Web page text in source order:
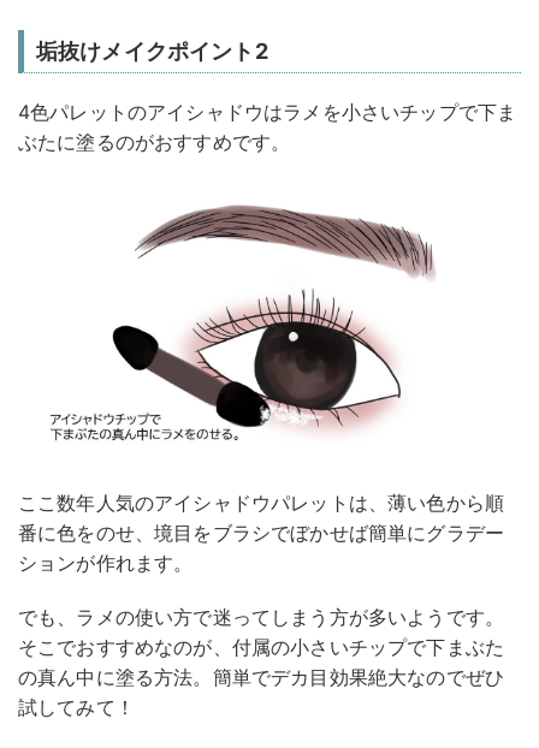
垢抜けメイクポイント2
4色パレットのアイシャドウはラメを小さいチップで下ま
ぶたに塗るのがおすすめです。
ここ数年人気のアイシャドウパレットは、薄い色から順
番に色をのせ、境目をブラシでぼかせば簡単にグラデー
ションが作れます。
でも、ラメの使い方で迷ってしまう方が多いようです。
そこでおすすめなのが、付属の小さいチップで下まぶた
の真ん中に塗る方法。簡単でデカ目効果絶大なのでぜひ
試してみて！